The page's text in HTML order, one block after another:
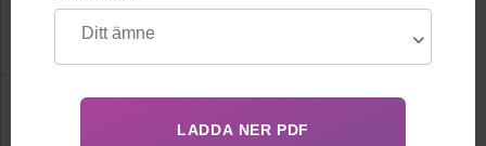
FHRG Medicinsk och diagnostisk avdelning